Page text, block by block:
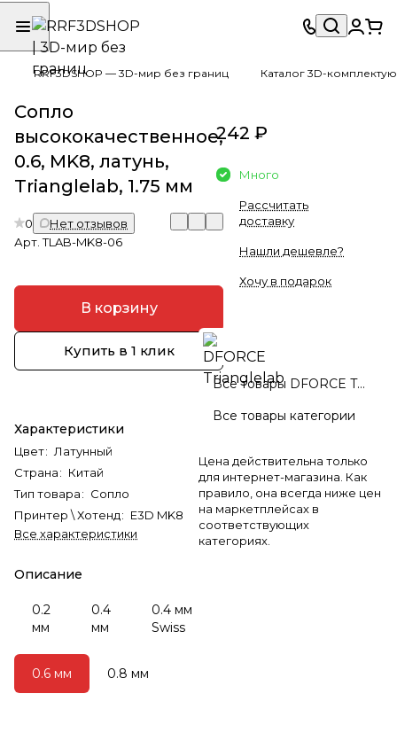
RRF3DSHOP — 3D-мир без границ Каталог 3D-
Сопло
высококачественное,
0.6, MK8, латунь,
Trianglelab, 1.75 мм
0
Нет отзывов
Арт.TLAB-MK8-06
В корзину
Купить в 1 клик
Характеристики
Цвет: Латунный
Страна: Китай
Тип товара: Сопло
Принтер \ Хотенд: E3D MK8
Все характеристики
Описание
0.2
мм
0.4
мм
0.4 мм
Swiss
0.6 мм 0.8 мм
242 ₽
Много
Рассчитать
доставку
Нашли дешевле?
Хочу в подарок
Все товары DFORCE Trianglelab
Все товары категории
Цена действительна только
для интернет-магазина. Как
правило, она всегда ниже цен
на маркетплейсах в
соответствующих
категориях.